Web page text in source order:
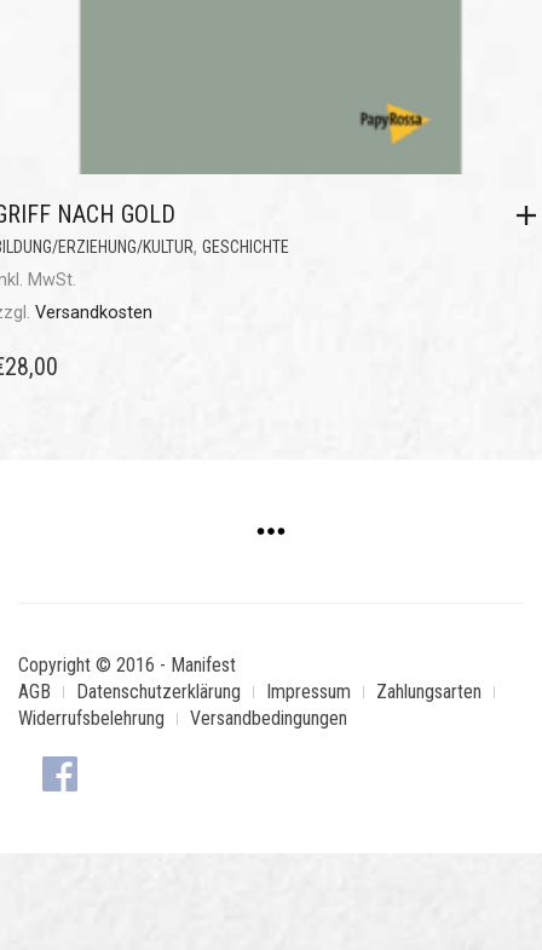
NACH GOLD
ERZIEHUNG/KULTUR, GESCHICHTE
MwSt.
Versandkosten
28,00
Copyright © 2016 - Manifest
AGB
Datenschutzerklärung Impressum
Zahlungsarten
Widerrufsbelehrung
Versandbedingungen